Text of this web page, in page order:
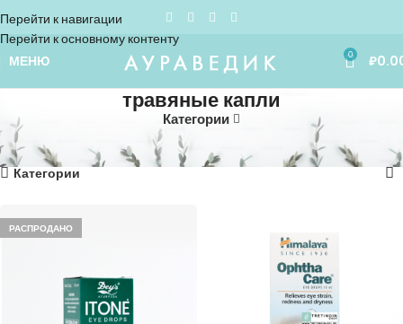
Перейти к навигации
Перейти к основному контенту
МЕНЮ 0 ₽
травяные капли
Категории
Home Показаны все (2)
Категории
РАСПРОДАНО